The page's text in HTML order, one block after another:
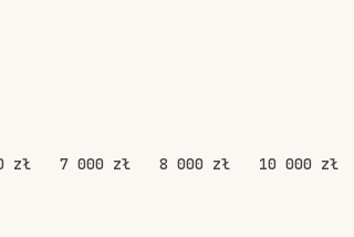
zł 7 000 zł 8 000 zł 10 000 zł